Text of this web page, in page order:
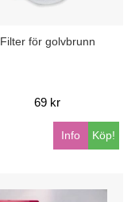
Filter för golvbrunn
69 kr
Köp!
Info